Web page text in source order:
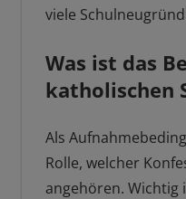
viele
Was ist das
katholischen
Als
Rolle, welcher
angehören. Wichtig